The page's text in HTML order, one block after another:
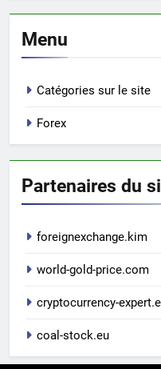
Menu
Catégories sur le site
Forex
Partenaires du
foreignexchange.kim
world-gold-price.com
cryptocurrency-
coal-stock.eu